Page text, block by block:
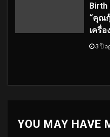
Birth
“คุณ
เครื่
3 ปี
YOU MAY HAVE